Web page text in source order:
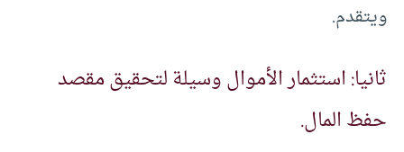
ويتقدم.
ثانيا: استثمار الأموال وسيلة لتحقيق مقصد
حفظ المال.